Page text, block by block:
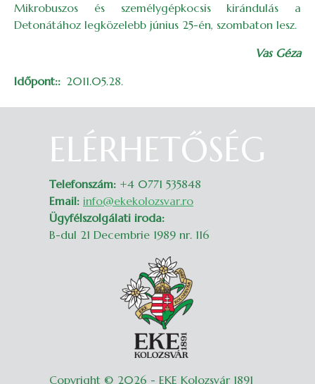
Mikrobuszos és személygépkocsis kirándulás a
Detonátához legközelebb június 25-én, szombaton lesz.
Vas Géza
Időpont:
2011.05.28.
ELÉRHETŐSÉG
Telefonszám: +4 0771 535848
Email: info@ekekolozsvar.ro
Ügyfélszolgálati iroda:
B-dul 21 Decembrie 1989 nr. 116
Copyright © 2026 - EKE Kolozsvár 1891